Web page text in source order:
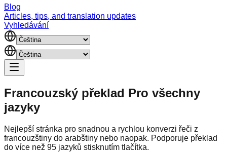
Blog
Articles, tips, and translation updates
Vyhledávání
Francouzský překlad Pro všechny
jazyky
Nejlepší stránka pro snadnou a rychlou konverzi řeči z
francouzštiny do arabštiny nebo naopak. Podporuje překlad
do více než 95 jazyků stisknutím tlačítka.